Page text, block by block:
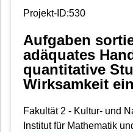
Projekt-ID:530
Aufgaben
adäquates
quantitative
Wirksamkeit
Fakultät 2 - Kultur- und
Institut für Mathematik